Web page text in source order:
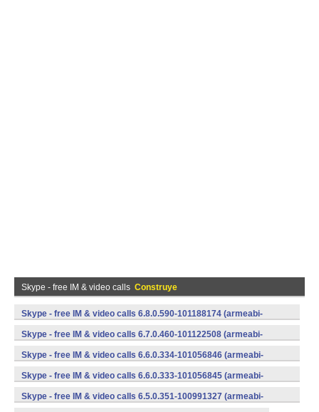
Skype - free IM & video calls Construye
Skype - free IM & video calls 6.8.0.590-101188174 (armeabi-
v7a) (Android)
Skype - free IM & video calls 6.7.0.460-101122508 (armeabi-
v7a) (Android)
Skype - free IM & video calls 6.6.0.334-101056846 (armeabi-
v7a) (Android)
Skype - free IM & video calls 6.6.0.333-101056845 (armeabi-
v7a) (Android)
Skype - free IM & video calls 6.5.0.351-100991327 (armeabi-